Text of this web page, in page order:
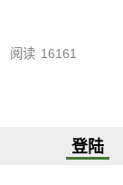
阅读 16161
登陆